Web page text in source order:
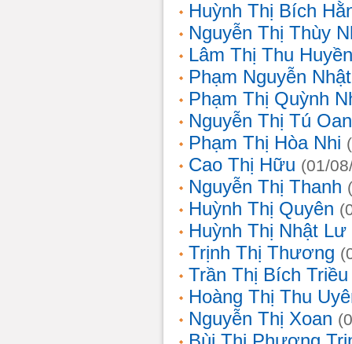
Huỳnh Thị Bích
Nguyễn Thị Thùy
Lâm Thị Thu Huyền
Phạm Nguyễn
Phạm Thị Quỳnh
Nguyễn Thị Tú
Phạm Thị Hòa Nhi
Cao Thị Hữu (01/
Nguyễn Thị Thanh
Huỳnh Thị Quyên
Huỳnh Thị Nhật Lư
Trịnh Thị Thương
Trần Thị Bích Triều
Hoàng Thị Thu
Nguyễn Thị Xoan